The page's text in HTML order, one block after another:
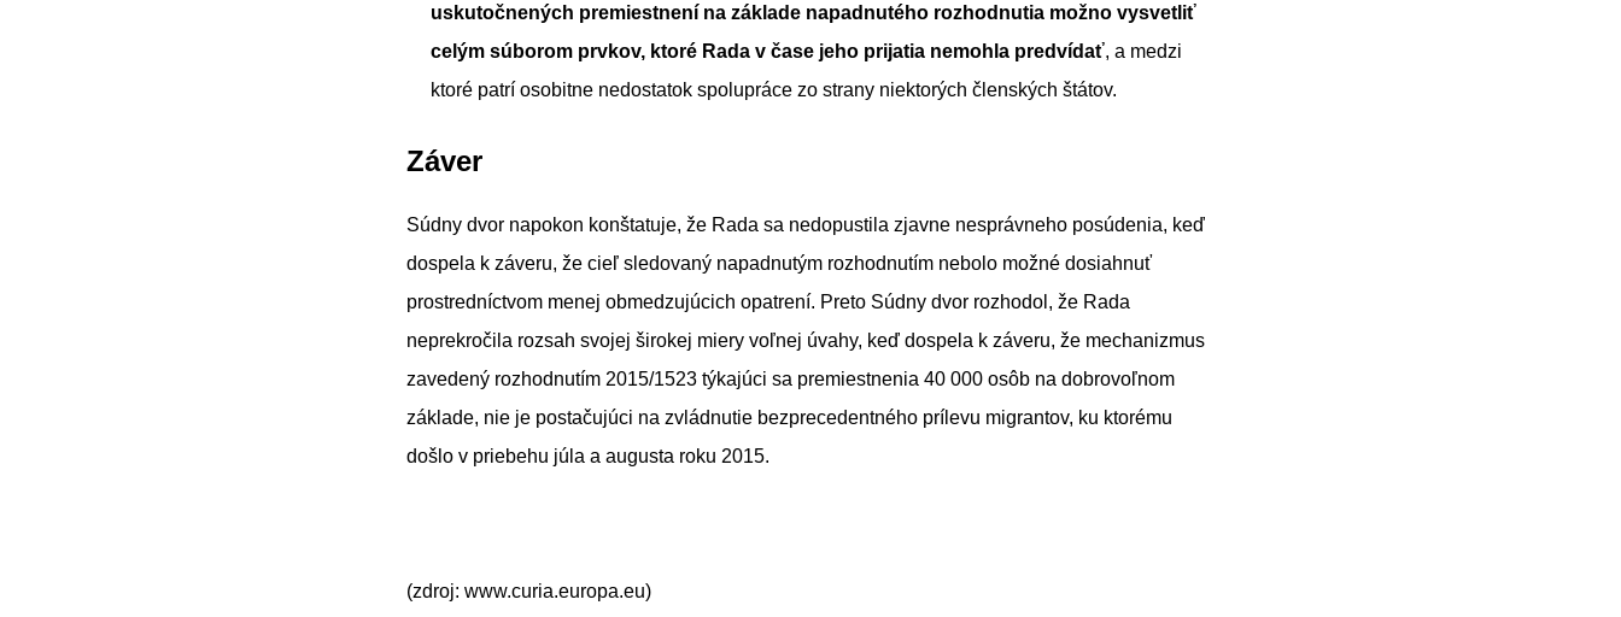
uskutočnených premiestnení na základe napadnutého rozhodnutia možno vysvetliť
celým súborom prvkov, ktoré Rada v čase jeho prijatia nemohla predvídať, a medzi
ktoré patrí osobitne nedostatok spolupráce zo strany niektorých členských štátov.
Záver
Súdny dvor napokon konštatuje, že Rada sa nedopustila zjavne nesprávneho posúdenia, keď
dospela k záveru, že cieľ sledovaný napadnutým rozhodnutím nebolo možné dosiahnuť
prostredníctvom menej obmedzujúcich opatrení. Preto Súdny dvor rozhodol, že Rada
neprekročila rozsah svojej širokej miery voľnej úvahy, keď dospela k záveru, že mechanizmus
zavedený rozhodnutím 2015/1523 týkajúci sa premiestnenia 40 000 osôb na dobrovoľnom
základe, nie je postačujúci na zvládnutie bezprecedentného prílevu migrantov, ku ktorému
došlo v priebehu júla a augusta roku 2015.
(zdroj: www.curia.europa.eu)